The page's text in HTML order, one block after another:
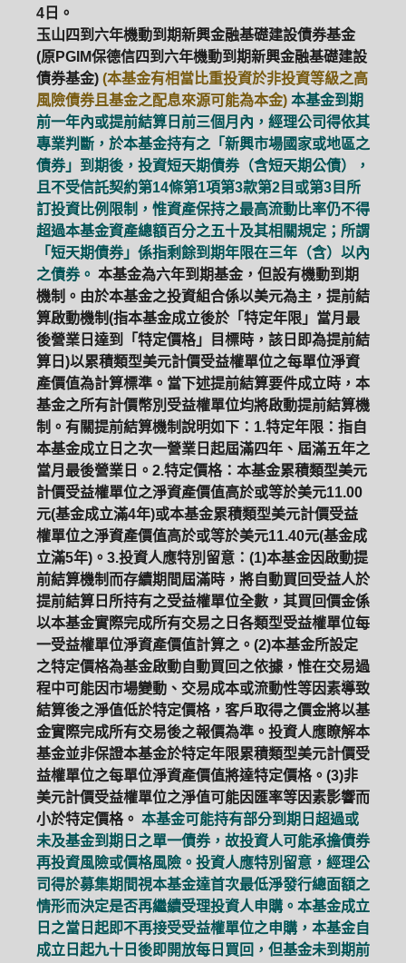
4日。
玉山四到六年機動到期新興金融基礎建設債券基金
(原PGIM保德信四到六年機動到期新興金融基礎建設
債券基金) (本基金有相當比重投資於非投資等級之高
風險債券且基金之配息來源可能為本金) 本基金到期
前一年內或提前結算日前三個月內，經理公司得依其
專業判斷，於本基金持有之「新興市場國家或地區之
債券」到期後，投資短天期債券（含短天期公債），
且不受信託契約第14條第1項第3款第2目或第3目所
訂投資比例限制，惟資產保持之最高流動比率仍不得
超過本基金資產總額百分之五十及其相關規定；所謂
「短天期債券」係指剩餘到期年限在三年（含）以內
之債券。 本基金為六年到期基金，但設有機動到期
機制。由於本基金之投資組合係以美元為主，提前結
算啟動機制(指本基金成立後於「特定年限」當月最
後營業日達到「特定價格」目標時，該日即為提前結
算日)以累積類型美元計價受益權單位之每單位淨資
產價值為計算標準。當下述提前結算要件成立時，本
基金之所有計價幣別受益權單位均將啟動提前結算機
制。有關提前結算機制說明如下：1.特定年限：指自
本基金成立日之次一營業日起屆滿四年、屆滿五年之
當月最後營業日。2.特定價格：本基金累積類型美元
計價受益權單位之淨資產價值高於或等於美元11.00
元(基金成立滿4年)或本基金累積類型美元計價受益
權單位之淨資產價值高於或等於美元11.40元(基金成
立滿5年)。3.投資人應特別留意：(1)本基金因啟動提
前結算機制而存續期間屆滿時，將自動買回受益人於
提前結算日所持有之受益權單位全數，其買回價金係
以本基金實際完成所有交易之日各類型受益權單位每
一受益權單位淨資產價值計算之。(2)本基金所設定
之特定價格為基金啟動自動買回之依據，惟在交易過
程中可能因市場變動、交易成本或流動性等因素導致
結算後之淨值低於特定價格，客戶取得之價金將以基
金實際完成所有交易後之報價為準。投資人應瞭解本
基金並非保證本基金於特定年限累積類型美元計價受
益權單位之每單位淨資產價值將達特定價格。(3)非
美元計價受益權單位之淨值可能因匯率等因素影響而
小於特定價格。 本基金可能持有部分到期日超過或
未及基金到期日之單一債券，故投資人可能承擔債券
再投資風險或價格風險。投資人應特別留意，經理公
司得於募集期間視本基金達首次最低淨發行總面額之
情形而決定是否再繼續受理投資人申購。本基金成立
日之當日起即不再接受受益權單位之申購，本基金自
成立日起九十日後即開放每日買回，但基金未到期前